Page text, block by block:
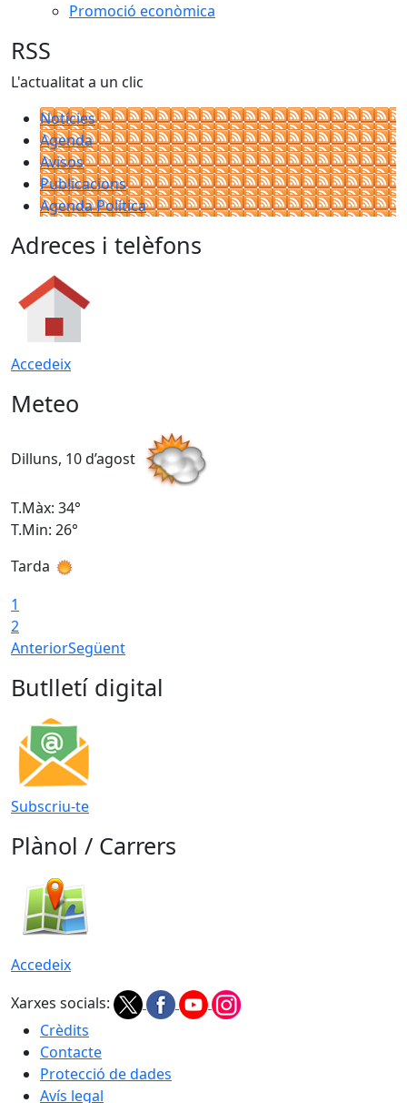
Promoció econòmica
RSS
L'actualitat a un clic
Notícies
Agenda
Avisos
Publicacions
Agenda Política
Adreces i telèfons
Accedeix
Meteo
Dilluns, 10 d’agost
T.Màx: 34°
T.Min: 26°
Tarda
1
2
AnteriorSegüent
Butlletí digital
Subscriu-te
Plànol / Carrers
Accedeix
Xarxes socials:
Crèdits
Contacte
Protecció de dades
Avís legal